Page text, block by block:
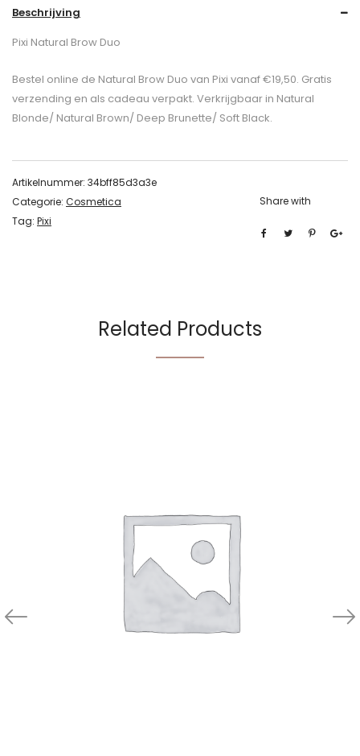
Beschrijving
Pixi Natural Brow Duo
Bestel online de Natural Brow Duo van Pixi vanaf €19,50. Gratis
verzending en als cadeau verpakt. Verkrijgbaar in Natural
Blonde/ Natural Brown/ Deep Brunette/ Soft Black.
Artikelnummer: 34bff85d3a3e
Categorie: Cosmetica
Tag: Pixi
Share with
Related Products